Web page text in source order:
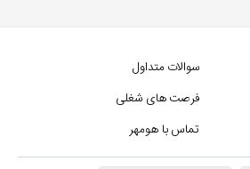
سوالات متداول
فرصت های شغلی
تماس با هومهر